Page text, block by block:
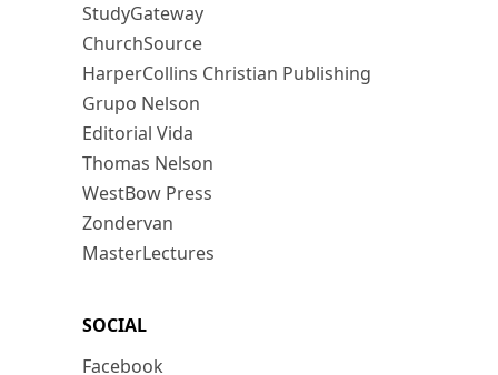
StudyGateway
ChurchSource
HarperCollins Christian Publishing
Grupo Nelson
Editorial Vida
Thomas Nelson
WestBow Press
Zondervan
MasterLectures
SOCIAL
Facebook